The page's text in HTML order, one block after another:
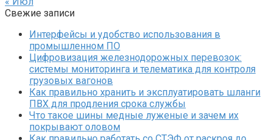
Свежие записи
Интерфейсы и удобство использования в
промышленном ПО
Цифровизация железнодорожных перевозок:
системы мониторинга и телематика для контроля
грузовых вагонов
Как правильно хранить и эксплуатировать шланги
ПВХ для продления срока службы
Что такое шины медные луженые и зачем их
покрывают оловом